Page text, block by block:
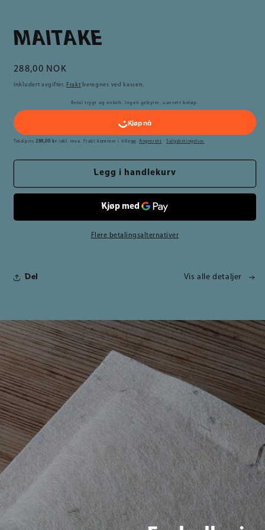
MAITAKE
Vanlig
pris
288,00 NOK
Inkludert avgifter. Frakt beregnes ved kassen.
Betal trygt og enkelt. Ingen gebyrer, uansett beløp.
Totalpris 288,00 kr inkl. mva. Frakt kommer i tillegg.Angrerett ·Salgsbetingelser
Legg i handlekurv
Flere betalingsalternativer
Del Vis alle detaljer